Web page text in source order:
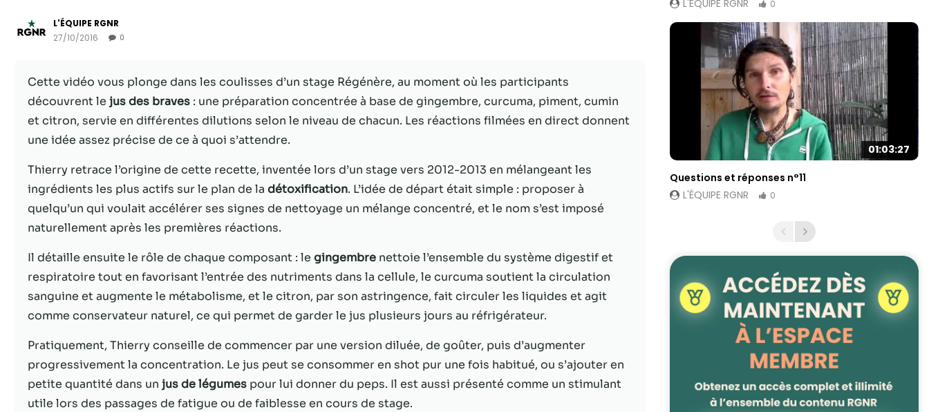
L'ÉQUIPE RGNR
27/10/2016
0
Cette vidéo vous plonge dans les coulisses d’un stage Régénère, au moment où les participants
découvrent le jus des braves : une préparation concentrée à base de gingembre, curcuma, piment, cumin
et citron, servie en différentes dilutions selon le niveau de chacun. Les réactions filmées en direct donnent
une idée assez précise de ce à quoi s’attendre.
Thierry retrace l’origine de cette recette, inventée lors d’un stage vers 2012-2013 en mélangeant les
ingrédients les plus actifs sur le plan de la détoxification. L’idée de départ était simple : proposer à
quelqu’un qui voulait accélérer ses signes de nettoyage un mélange concentré, et le nom s’est imposé
naturellement après les premières réactions.
Il détaille ensuite le rôle de chaque composant : le gingembre nettoie l’ensemble du système digestif et
respiratoire tout en favorisant l’entrée des nutriments dans la cellule, le curcuma soutient la circulation
sanguine et augmente le métabolisme, et le citron, par son astringence, fait circuler les liquides et agit
comme conservateur naturel, ce qui permet de garder le jus plusieurs jours au réfrigérateur.
Pratiquement, Thierry conseille de commencer par une version diluée, de goûter, puis d’augmenter
progressivement la concentration. Le jus peut se consommer en shot pur une fois habitué, ou s’ajouter en
petite quantité dans un jus de légumes pour lui donner du peps. Il est aussi présenté comme un stimulant
utile lors des passages de fatigue ou de faiblesse en cours de stage.
L'ÉQUIPE RGNR
0
01:03:27
Questions et réponses n°11
L'ÉQUIPE RGNR
0
fonctionnalité
et la structure
du site Web,
Web est
utilisé.
Afin que notre
site Web
fonctionne
aussi bien que
possible lors
de votre visite.
Si vous refusez
ces cookies,
certaines
fonctionnalités